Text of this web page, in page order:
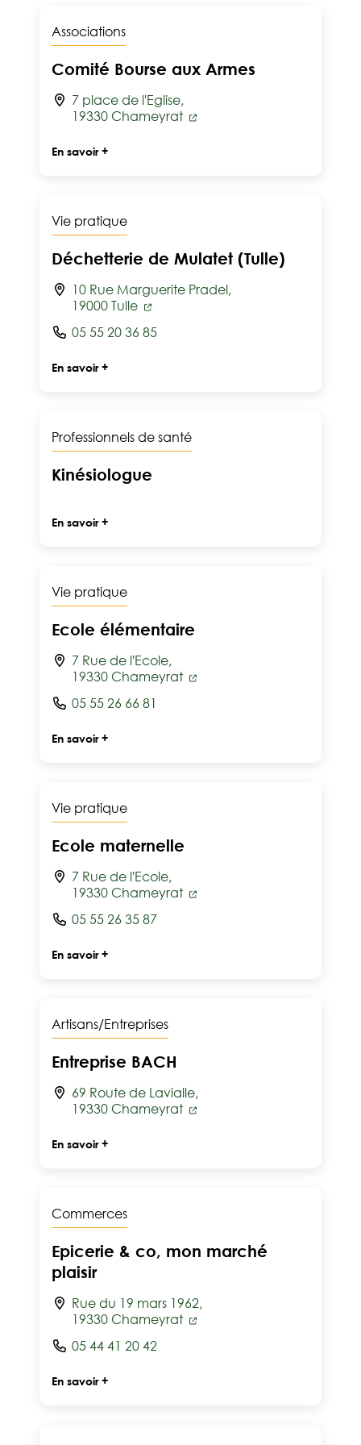
Associations
Comité Bourse aux Armes
7 place de l'Eglise,
19330 Chameyrat
En savoir +
Vie pratique
Déchetterie de Mulatet (Tulle)
10 Rue Marguerite Pradel,
19000 Tulle
05 55 20 36 85
En savoir +
Professionnels de santé
Kinésiologue
En savoir +
Vie pratique
Ecole élémentaire
7 Rue de l'Ecole,
19330 Chameyrat
05 55 26 66 81
En savoir +
Vie pratique
Ecole maternelle
7 Rue de l'Ecole,
19330 Chameyrat
05 55 26 35 87
En savoir +
Artisans/Entreprises
Entreprise BACH
69 Route de Lavialle,
19330 Chameyrat
En savoir +
Commerces
Epicerie & co, mon marché
plaisir
Rue du 19 mars 1962,
19330 Chameyrat
05 44 41 20 42
En savoir +